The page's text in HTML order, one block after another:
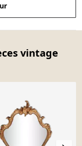
vintage